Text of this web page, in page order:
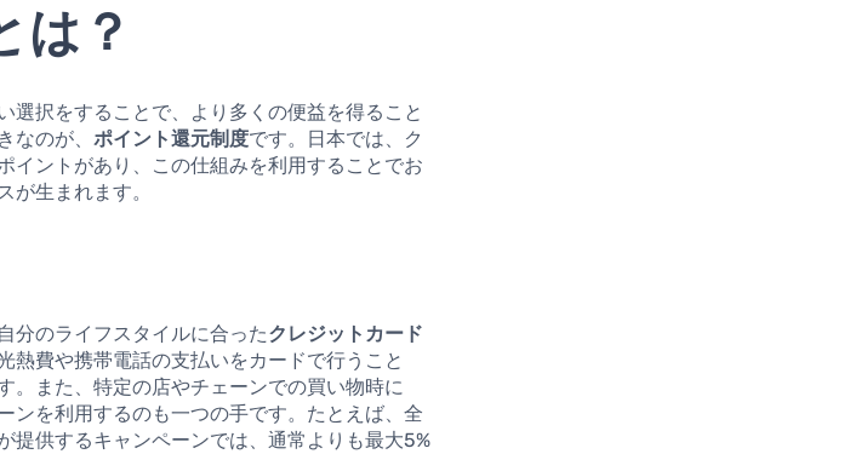
は？
選択をすることで、より多くの便益を得ること
なのが、ポイント還元制度です。日本では、ク
イントがあり、この仕組みを利用することでお
が生まれます。
分のライフスタイルに合ったクレジットカード
熱費や携帯電話の支払いをカードで行うこと
。また、特定の店やチェーンでの買い物時に
ンを利用するのも一つの手です。たとえば、全
提供するキャンペーンでは、通常よりも最大5%